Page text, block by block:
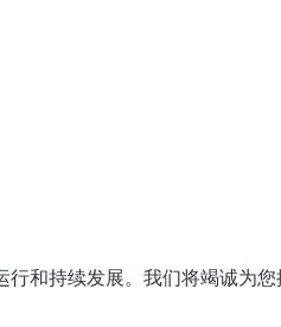
和持续发展。我们将竭诚为